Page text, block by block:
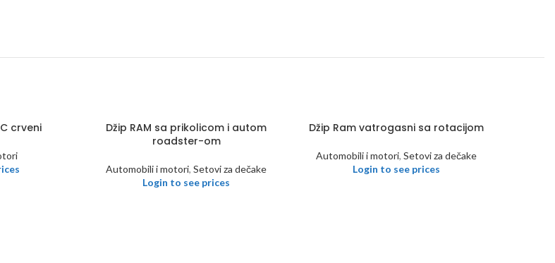
crveni
Džip RAM sa prikolicom i autom
roadster-om
Automobili i motori, Setovi za dečake
Login to see prices
Džip Ram vatrogasni sa rotacijom
Automobili i motori, Setovi za dečake
Login to see prices